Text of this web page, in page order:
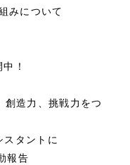
みについて
！
造力、挑戦力をつ
スタントに
報告